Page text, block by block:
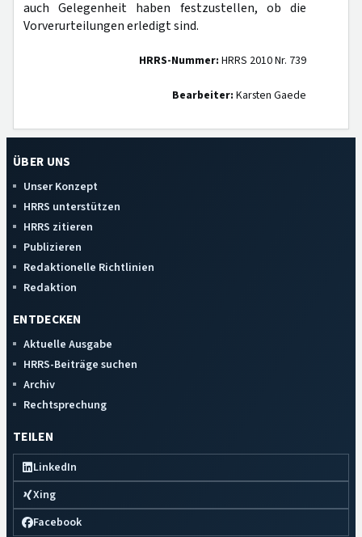
auch Gelegenheit haben festzustellen, ob die
Vorverurteilungen erledigt sind.
HRRS-Nummer: HRRS 2010 Nr. 739
Bearbeiter: Karsten Gaede
ÜBER UNS
Unser Konzept
HRRS unterstützen
HRRS zitieren
Publizieren
Redaktionelle Richtlinien
Redaktion
ENTDECKEN
Aktuelle Ausgabe
HRRS-Beiträge suchen
Archiv
Rechtsprechung
TEILEN
LinkedIn
Xing
Facebook